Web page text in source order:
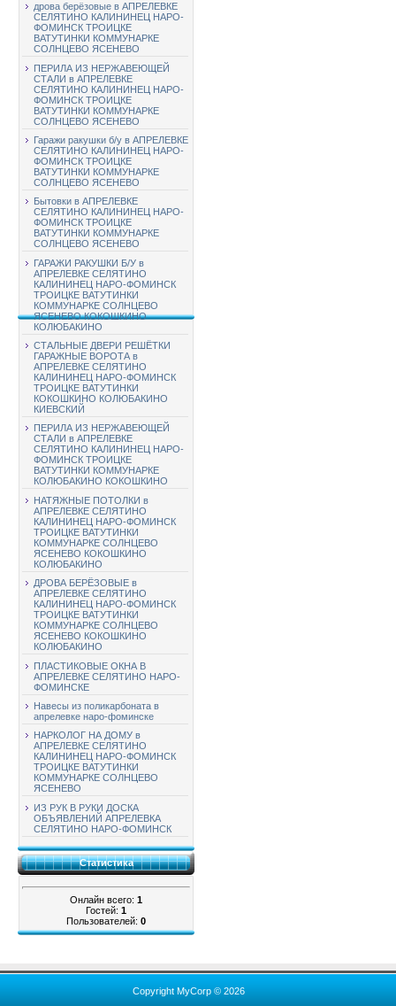
дрова берёзовые в АПРЕЛЕВКЕ
СЕЛЯТИНО КАЛИНИНЕЦ НАРО-
ФОМИНСК ТРОИЦКЕ
ВАТУТИНКИ КОММУНАРКЕ
СОЛНЦЕВО ЯСЕНЕВО
ПЕРИЛА ИЗ НЕРЖАВЕЮЩЕЙ
СТАЛИ в АПРЕЛЕВКЕ
СЕЛЯТИНО КАЛИНИНЕЦ НАРО-
ФОМИНСК ТРОИЦКЕ
ВАТУТИНКИ КОММУНАРКЕ
СОЛНЦЕВО ЯСЕНЕВО
Гаражи ракушки б/у в АПРЕЛЕВКЕ
СЕЛЯТИНО КАЛИНИНЕЦ НАРО-
ФОМИНСК ТРОИЦКЕ
ВАТУТИНКИ КОММУНАРКЕ
СОЛНЦЕВО ЯСЕНЕВО
Бытовки в АПРЕЛЕВКЕ
СЕЛЯТИНО КАЛИНИНЕЦ НАРО-
ФОМИНСК ТРОИЦКЕ
ВАТУТИНКИ КОММУНАРКЕ
СОЛНЦЕВО ЯСЕНЕВО
ГАРАЖИ РАКУШКИ Б/У в
АПРЕЛЕВКЕ СЕЛЯТИНО
КАЛИНИНЕЦ НАРО-ФОМИНСК
ТРОИЦКЕ ВАТУТИНКИ
КОММУНАРКЕ СОЛНЦЕВО
ЯСЕНЕВО КОКОШКИНО
КОЛЮБАКИНО
СТАЛЬНЫЕ ДВЕРИ РЕШЁТКИ
ГАРАЖНЫЕ ВОРОТА в
АПРЕЛЕВКЕ СЕЛЯТИНО
КАЛИНИНЕЦ НАРО-ФОМИНСК
ТРОИЦКЕ ВАТУТИНКИ
КОКОШКИНО КОЛЮБАКИНО
КИЕВСКИЙ
ПЕРИЛА ИЗ НЕРЖАВЕЮЩЕЙ
СТАЛИ в АПРЕЛЕВКЕ
СЕЛЯТИНО КАЛИНИНЕЦ НАРО-
ФОМИНСК ТРОИЦКЕ
ВАТУТИНКИ КОММУНАРКЕ
КОЛЮБАКИНО КОКОШКИНО
НАТЯЖНЫЕ ПОТОЛКИ в
АПРЕЛЕВКЕ СЕЛЯТИНО
КАЛИНИНЕЦ НАРО-ФОМИНСК
ТРОИЦКЕ ВАТУТИНКИ
КОММУНАРКЕ СОЛНЦЕВО
ЯСЕНЕВО КОКОШКИНО
КОЛЮБАКИНО
ДРОВА БЕРЁЗОВЫЕ в
АПРЕЛЕВКЕ СЕЛЯТИНО
КАЛИНИНЕЦ НАРО-ФОМИНСК
ТРОИЦКЕ ВАТУТИНКИ
КОММУНАРКЕ СОЛНЦЕВО
ЯСЕНЕВО КОКОШКИНО
КОЛЮБАКИНО
ПЛАСТИКОВЫЕ ОКНА В
АПРЕЛЕВКЕ СЕЛЯТИНО НАРО-
ФОМИНСКЕ
Навесы из поликарбоната в
апрелевке наро-фоминске
НАРКОЛОГ НА ДОМУ в
АПРЕЛЕВКЕ СЕЛЯТИНО
КАЛИНИНЕЦ НАРО-ФОМИНСК
ТРОИЦКЕ ВАТУТИНКИ
КОММУНАРКЕ СОЛНЦЕВО
ЯСЕНЕВО
ИЗ РУК В РУКИ ДОСКА
ОБЪЯВЛЕНИЙ АПРЕЛЕВКА
СЕЛЯТИНО НАРО-ФОМИНСК
Статистика
Онлайн всего: 1
Гостей: 1
Пользователей: 0
Copyright MyCorp © 2026